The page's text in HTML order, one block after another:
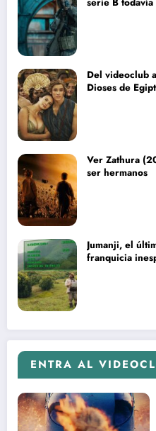
Del videoclub
Dioses de
Ver Zathura
ser hermanos
Jumanji, el
franquicia
ENTRA AL